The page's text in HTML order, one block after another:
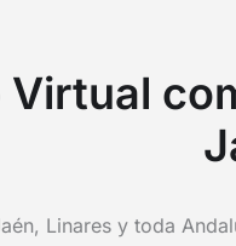
Virtual
Linares y toda